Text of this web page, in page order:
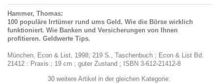
Hammer, Thomas:
100 populäre Irrtümer rund ums Geld. Wie die Börse wirklich
funktioniert. Wie Banken und Versicherungen von Ihnen
profitieren. Geldwerte Tips.
München, Econ & List, 1998; 219 S., Taschenbuch ; Econ & List Bd.
21412 : Praxis ; 19 cm ; guter Zustand ; ISBN 3-612-21412-8
30 weitere Artikel in der gleichen Kategorie: